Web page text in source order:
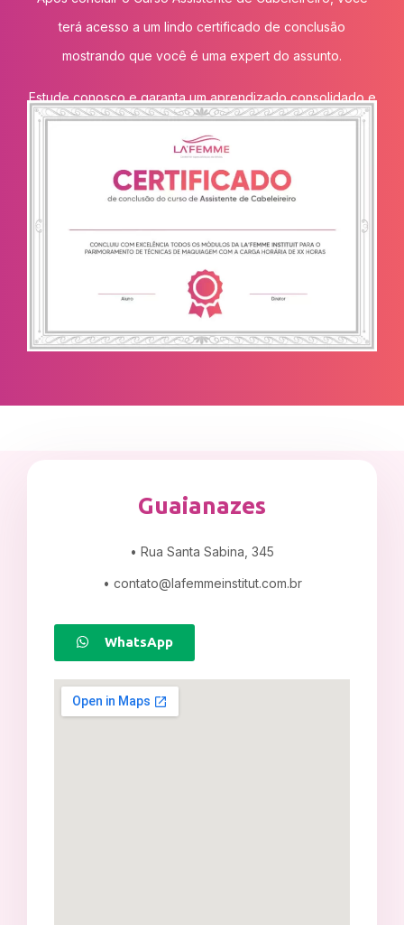
terá acesso a um lindo certificado de conclusão
mostrando que você é uma expert do assunto.
Estude conosco e garanta um aprendizado consolidado e
eficiente na área da beleza.
Guaianazes
• Rua Santa Sabina, 345
• contato@lafemmeinstitut.com.br
WhatsApp